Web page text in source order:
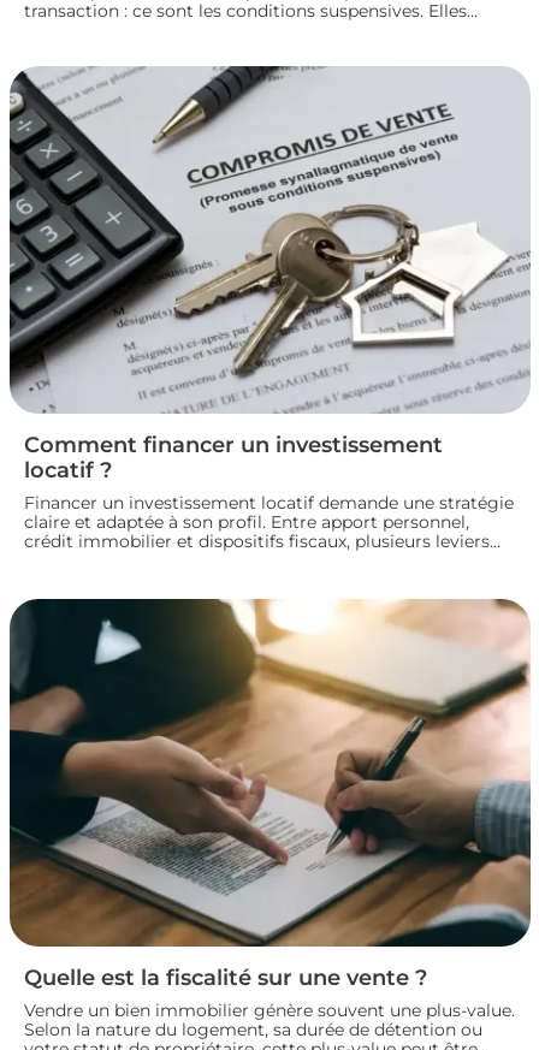
transaction : ce sont les conditions suspensives. Elles
parties jusqu’à la réalisation du projet immobilier. Nous
faisons le point sur leur fonctionnement et leur rôle dans
le bon déroulement d’une transaction immobilière.
Comment financer un investissement
locatif ?
Financer un investissement locatif demande une stratégie
claire et adaptée à son profil. Entre apport personnel,
crédit immobilier et dispositifs fiscaux, plusieurs leviers
solutions pour construire un plan de financement solide
et lancer son investissement locatif dans de bonnes
conditions.
Quelle est la fiscalité sur une vente ?
Vendre un bien immobilier génère souvent une plus-value.
Selon la nature du logement, sa durée de détention ou